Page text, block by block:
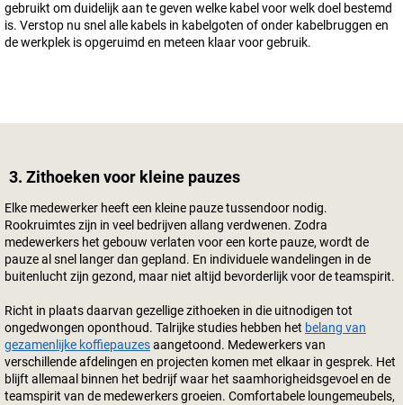
gebruikt om duidelijk aan te geven welke kabel voor welk doel bestemd
is. Verstop nu snel alle kabels in kabelgoten of onder kabelbruggen en
de werkplek is opgeruimd en meteen klaar voor gebruik.
3. Zithoeken voor kleine pauzes
Elke medewerker heeft een kleine pauze tussendoor nodig.
Rookruimtes zijn in veel bedrijven allang verdwenen. Zodra
medewerkers het gebouw verlaten voor een korte pauze, wordt de
pauze al snel langer dan gepland. En individuele wandelingen in de
buitenlucht zijn gezond, maar niet altijd bevorderlijk voor de teamspirit.
Richt in plaats daarvan gezellige zithoeken in die uitnodigen tot
ongedwongen oponthoud. Talrijke studies hebben het belang van
gezamenlijke koffiepauzesaangetoond. Medewerkers van
verschillende afdelingen en projecten komen met elkaar in gesprek. Het
blijft allemaal binnen het bedrijf waar het saamhorigheidsgevoel en de
teamspirit van de medewerkers groeien. Comfortabele loungemeubels,